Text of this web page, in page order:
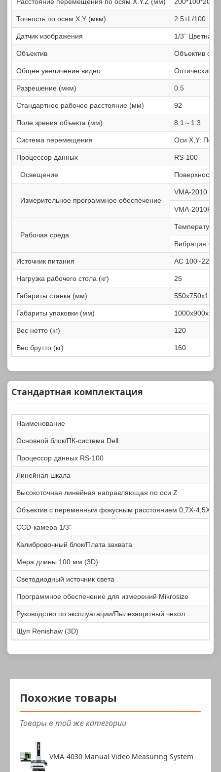
Точность по осям X,Y (мкм) 2.5+L/100
Датчик изображения 1/3’’ Цветная
Объектив Объектив с
Общее увеличение видео Оптический
Разрешение (мкм) 0.5
Стандартное рабочее расстояние (мм) 92
Поле зрения объекта (мм) 8.1～1.3
Система перемещения Оси X,Y:
Процессор данных RS-100
Освещение
Измерительное программное обеспечение
VMA-2010
VMA-2010P
Рабочая среда
Температура:
Вибрация
Источник питания AC
Нагрузка рабочего стола (кг) 25
Габариты станка (мм) 550x750x1020
Габариты упаковки (мм)
Вес нетто (кг) 120
Вес брутто (кг) 160
Стандартная комплектация
Наименование
Основной блок/ПК-система Dell
Процессор данных RS-100
Линейная шкала
Высокоточная линейная направляющая по оси Z
Объектив с переменным фокусным расстоянием 0,7X-4,5X
CCD-камера 1/3"
Калибровочный блок/Плата захвата
Мера длины 100 мм (3D)
Светодиодный источник света
Программное обеспечение для измерений Mikrosize
Руководство по эксплуатации/Пылезащитный чехол
Щуп Renishaw (3D)
Похожие товары
Товары в той же категории
VMA-4030 Manual Video Measuring System